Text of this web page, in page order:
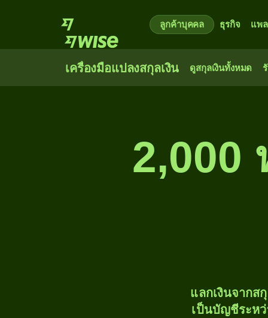
ลูกค้าบุคคล ธุรกิจ แพ
เครื่องมือแปลงสกุลเงิน ดูสกุลเงินทั้งหมด
2,000
แลกเงินจากส
เป็นบัญชีระหว่